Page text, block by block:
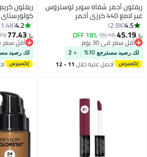
19
ريفلون أحمر شفاه سوبر لوستروس
غير لامع 440 كرزي أحمر
4.5
2.9K
﷼‏45.19
55.16
18% OFF
أقل سعر في 30 يوم
أقل سعر في 30 يوم
لك رصيد مسترجع 10% + 2
احصل عليه خلال 11 - 12
10
ريفلون
الشمس 15 150 باف
4.2
1.4K
﷼‏77.43
أقل سعر في
أقل سعر في
لك رصيد